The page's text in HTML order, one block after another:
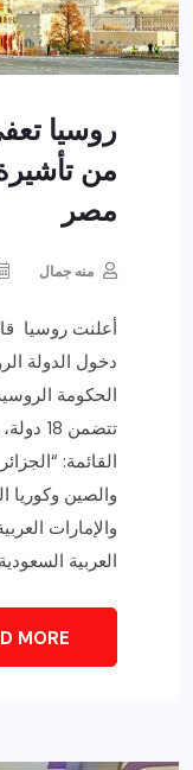
من
مصر
منه جمال
أعلنت روسيا
دخول الدولة
الحكومة
تتضمن
القائمة:
والصين وكوريا
والإمارات
العربية
MORE